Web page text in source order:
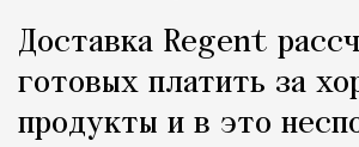
Доставка Regent
готовых платить за
продукты и в это